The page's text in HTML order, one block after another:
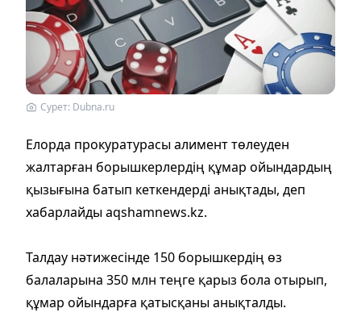
Сурет: Dubna.ru
Елорда прокуратурасы алимент төлеуден
жалтарған борышкерлердің құмар ойындардың
қызығына батып кеткендерді анықтады, деп
хабарлайды aqshamnews.kz.
Талдау нәтижесінде 150 борышкердің өз
балаларына 350 млн теңге қарыз бола отырып,
құмар ойындарға қатысқаны анықталды.